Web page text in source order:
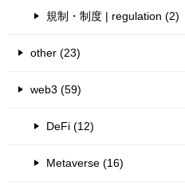
規制・制度 | regulation (2)
other (23)
web3 (59)
DeFi (12)
Metaverse (16)